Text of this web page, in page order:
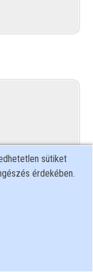
sütiket
érdekében.